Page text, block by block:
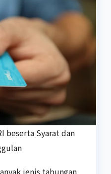
beserta Syarat dan
jenis tabungan